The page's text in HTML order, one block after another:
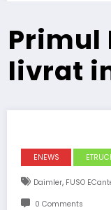
Primul
livrat
ENEWS
Daimler, FUSO
0 Comments